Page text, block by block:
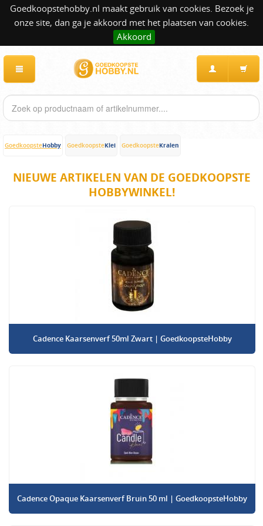
Goedkoopstehobby.nl maakt gebruik van cookies. Bezoek je
onze site, dan ga je akkoord met het plaatsen van cookies.
Akkoord
GoedkoopsteHobby GoedkoopsteKlei GoedkoopsteKralen
NIEUWE ARTIKELEN VAN DE GOEDKOOPSTE
HOBBYWINKEL!
Cadence Kaarsenverf 50ml Zwart | GoedkoopsteHobby
Cadence Opaque Kaarsenverf Bruin 50 ml | GoedkoopsteHobby